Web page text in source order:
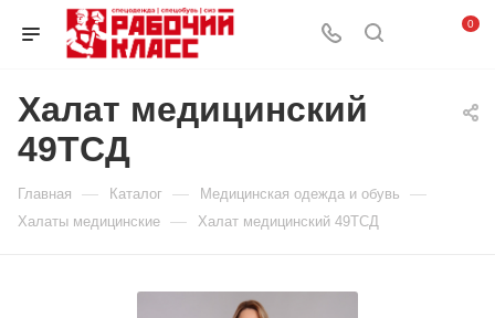
0
Халат медицинский
49ТСД
Главная — Каталог — Медицинская одежда и обувь —
Халаты медицинские — Халат медицинский 49ТСД